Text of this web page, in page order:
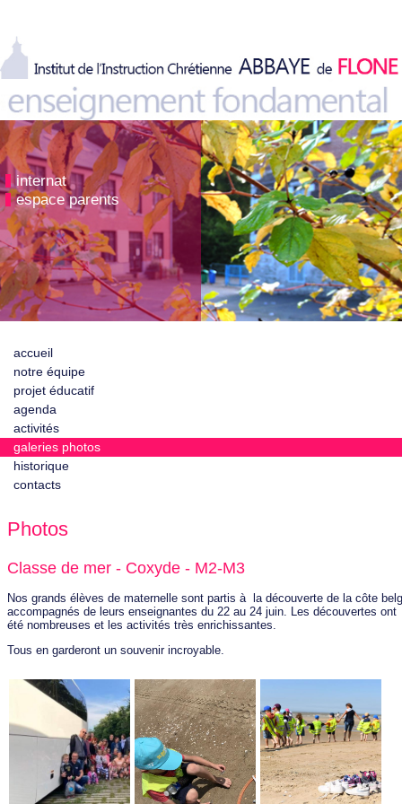
internat
espace parents
accueil
notre équipe
projet éducatif
agenda
activités
galeries photos
historique
contacts
Photos
Classe de mer - Coxyde - M2-M3
Nos grands élèves de maternelle sont partis à la découverte de la côte
accompagnés de leurs enseignantes du 22 au 24 juin. Les découvertes ont
été nombreuses et les activités très enrichissantes.
Tous en garderont un souvenir incroyable.